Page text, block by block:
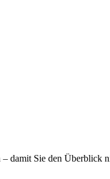
damit Sie den Überblick